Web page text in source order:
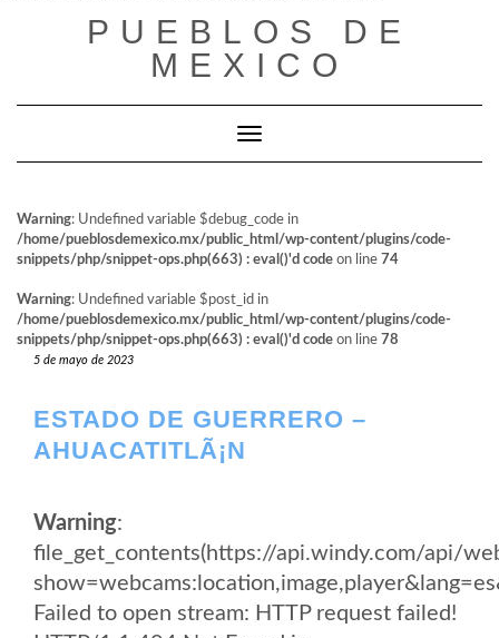
PUEBLOS DE
MEXICO
Cambiar modo de navegación
Warning: Undefined variable $debug_code in
/home/pueblosdemexico.mx/public_html/wp-content/plugins/code-
snippets/php/snippet-ops.php(663) : eval()'d code on line 74
Warning: Undefined variable $post_id in
/home/pueblosdemexico.mx/public_html/wp-content/plugins/code-
snippets/php/snippet-ops.php(663) : eval()'d code on line 78
5 de mayo de 2023
ESTADO DE GUERRERO –
AHUACATITLÃ¡N
Warning:
file_get_contents(https://api.windy.com/api/
Failed to open stream: HTTP request failed!